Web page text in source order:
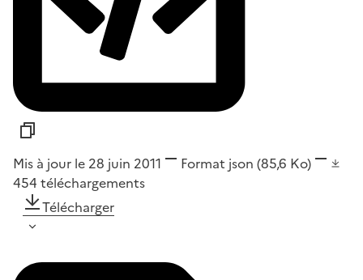
Mis à jour le 28 juin 2011 Format json (85,6 Ko)
454 téléchargements
Télécharger